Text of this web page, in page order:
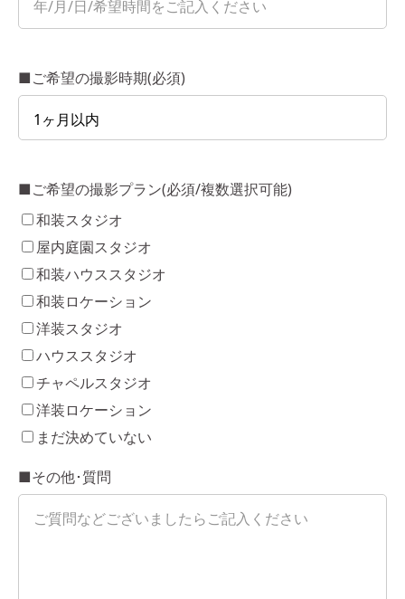
■ご希望の撮影時期(必須)
■ご希望の撮影プラン(必須/複数選択可能)
和装スタジオ
屋内庭園スタジオ
和装ハウススタジオ
和装ロケーション
洋装スタジオ
ハウススタジオ
チャペルスタジオ
洋装ロケーション
まだ決めていない
■その他･質問